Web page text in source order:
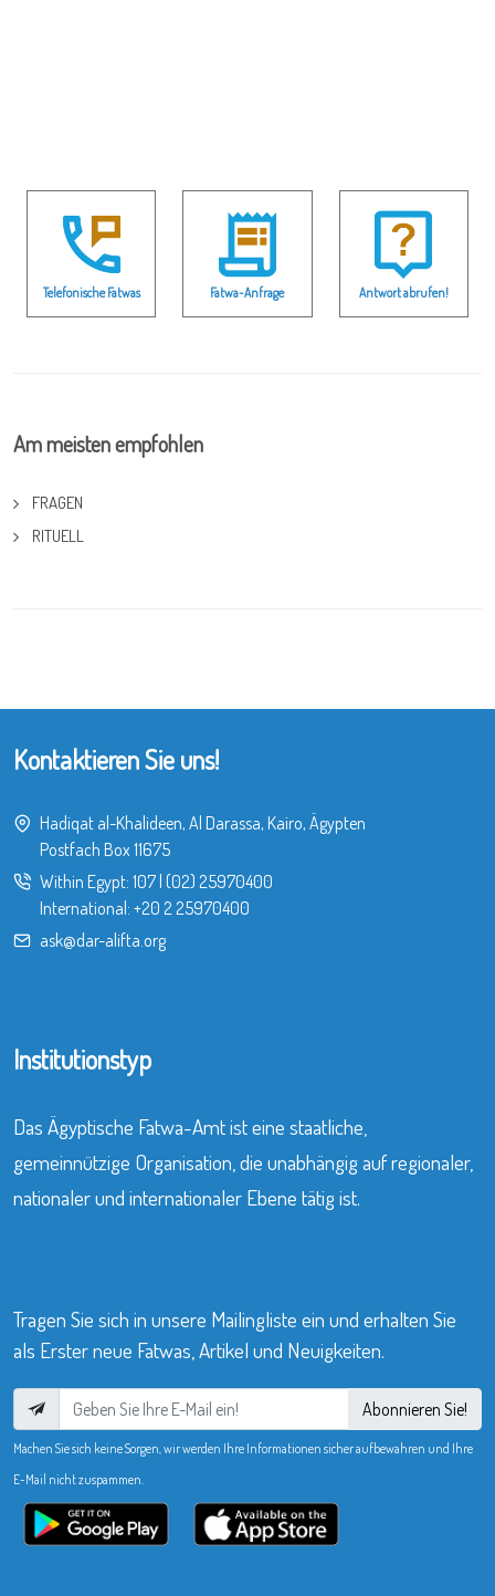
Telefonische Fatwas Fatwa-Anfrage Antwort abrufen!
Am meisten empfohlen
FRAGEN
RITUELL
Kontaktieren Sie uns!
Hadiqat al-Khalideen, Al Darassa, Kairo, Ägypten
Postfach Box 11675
Within Egypt: 107| (02) 25970400
International: +20 2 25970400
ask@dar-alifta.org
Institutionstyp
Das Ägyptische Fatwa-Amt ist eine staatliche,
gemeinnützige Organisation, die unabhängig auf regionaler,
nationaler und internationaler Ebene tätig ist.
Tragen Sie sich in unsere Mailingliste ein und erhalten Sie
als Erster neue Fatwas, Artikel und Neuigkeiten.
Abonnieren Sie!
Machen Sie sich keine Sorgen, wir werden Ihre Informationen sicher aufbewahren und Ihre
E-Mail nicht zuspammen.